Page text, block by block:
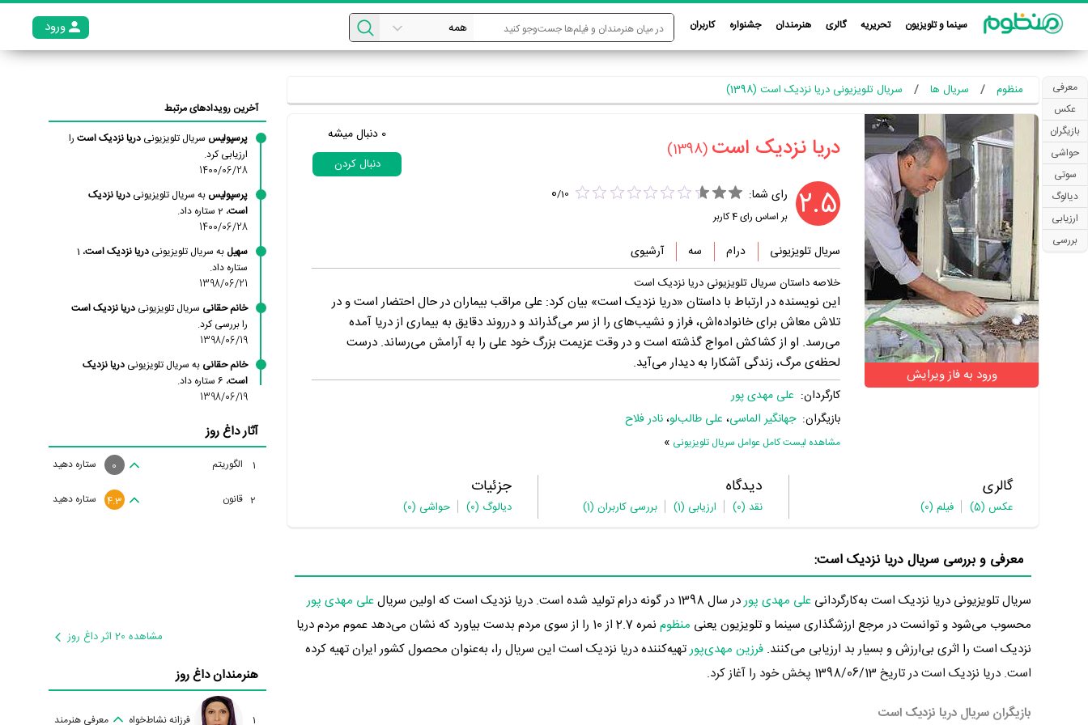
سینما و تلویزیون تحریریه گالری هنرمندان جشنواره کاربران ورود
معرفی
عکس
بازیگران
حواشی
سوتی
دیالوگ
ارزیابی
بررسی
منظوم سریال ها سریال تلویزیونی دریا نزدیک است (1398)
ورود به فاز ویرایش
‏دریا نزدیک است‏ (1398)
0 دنبال میشه
دنبال کردن
2.5 رای شما: 0/10
بر اساس رای4کاربر
سریال تلویزیونی درام سه آرشیوی
خلاصه داستان سریال تلویزیونی دریا نزدیک است
این نویسنده در ارتباط با داستان «دریا نزدیک است» بیان کرد: علی مراقب بیماران در حال احتضار است و در
تلاش معاش برای خانواده‌اش، فراز و نشیب‌های را از سر می‌گذراند و درروند دقایق به بیماری از دریا آمده
می‌رسد. او از کشاکش امواج گذشته است و در وقت عزیمت بزرگ خود علی را به آرامش می‌رساند. درست
لحظه‌‌ی مرگ، زندگی آشکارا به دیدار می‌آید.
کارگردان: علی مهدی پور
بازیگران: جهانگیر الماسی، علی طالب‌لو،نادر فلاح
مشاهده لیست کامل عوامل سریال تلویزیونی »
گالری
عکس (5) فیلم (0)
دیدگاه
نقد (0) ارزیابی (1) بررسی کاربران (1)
جزئیات
دیالوگ (0) حواشی (0)
معرفی و بررسی سریال دریا نزدیک است:
سریال تلویزیونی دریا نزدیک است به‌کارگردانی علی مهدی پوردر سال 1398 در گونه درام تولید شده است. دریا نزدیک است که اولین سریال
علی مهدی پور
محسوب می‌شود و توانست در مرجع ارزشگذاری سینما و تلویزیون یعنی منظوم
نمره 2.7 از 10 را از سوی مردم بدست بیاورد که نشان می‌دهد عموم مردم دریا
نزدیک است را اثری بی‌ارزش و بسیار بد ارزیابی می‌کنند. فرزین مهدی‌پورتهیه‌کننده دریا نزدیک است این سریال را، به‌عنوان محصول کشور ایران تهیه کرده
است. دریا نزدیک است در تاریخ 1398/06/13 پخش خود را آغاز کرد.
بازیگران سریال دریا نزدیک است
آخرین رویدادهای مرتبط
پرسپولیس سریال تلویزیونی دریا نزدیک استرا
ارزیابی کرد.
1400/06/28
پرسپولیس به سریال تلویزیونی دریا نزدیک
است، 2 ستاره داد.
1400/06/28
سهیل به سریال تلویزیونی دریا نزدیک است ، 1
ستاره داد.
1398/06/21
خانم حقانی سریال تلویزیونی دریا نزدیک است
را بررسی کرد.
1398/06/19
خانم حقانی به سریال تلویزیونی دریا نزدیک
است، 6 ستاره داد.
1398/06/19
آثار داغ روز
1 الگوریتم ستاره دهید 0
2 قانون ستاره دهید 4.3
مشاهده 20 اثر داغ روز
هنرمندان داغ روز
1 فرزانه نشاط‌خواه معرفی هنرمند